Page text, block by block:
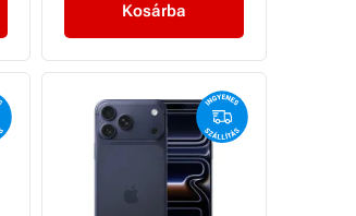
Kosárba